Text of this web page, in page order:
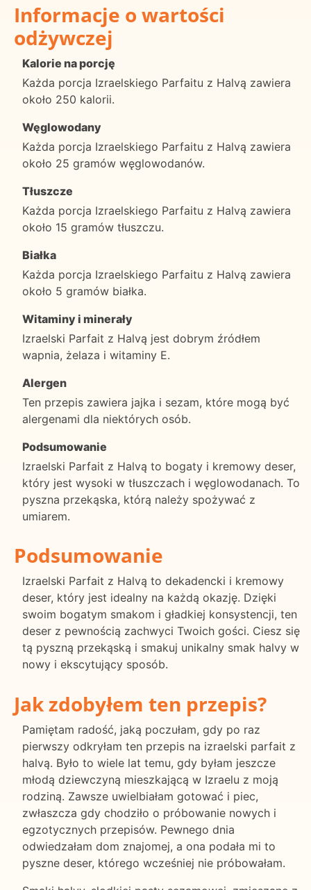
Informacje o wartości
odżywczej
Kalorie na porcję
Każda porcja Izraelskiego Parfaitu z Halvą zawiera
około 250 kalorii.
Węglowodany
Każda porcja Izraelskiego Parfaitu z Halvą zawiera
około 25 gramów węglowodanów.
Tłuszcze
Każda porcja Izraelskiego Parfaitu z Halvą zawiera
około 15 gramów tłuszczu.
Białka
Każda porcja Izraelskiego Parfaitu z Halvą zawiera
około 5 gramów białka.
Witaminy i minerały
Izraelski Parfait z Halvą jest dobrym źródłem
wapnia, żelaza i witaminy E.
Alergen
Ten przepis zawiera jajka i sezam, które mogą być
alergenami dla niektórych osób.
Podsumowanie
Izraelski Parfait z Halvą to bogaty i kremowy deser,
który jest wysoki w tłuszczach i węglowodanach. To
pyszna przekąska, którą należy spożywać z
umiarem.
Podsumowanie
Izraelski Parfait z Halvą to dekadencki i kremowy
deser, który jest idealny na każdą okazję. Dzięki
swoim bogatym smakom i gładkiej konsystencji, ten
deser z pewnością zachwyci Twoich gości. Ciesz się
tą pyszną przekąską i smakuj unikalny smak halvy w
nowy i ekscytujący sposób.
Jak zdobyłem ten przepis?
Pamiętam radość, jaką poczułam, gdy po raz
pierwszy odkryłam ten przepis na izraelski parfait z
halvą. Było to wiele lat temu, gdy byłam jeszcze
młodą dziewczyną mieszkającą w Izraelu z moją
rodziną. Zawsze uwielbiałam gotować i piec,
zwłaszcza gdy chodziło o próbowanie nowych i
egzotycznych przepisów. Pewnego dnia
odwiedzałam dom znajomej, a ona podała mi to
pyszne deser, którego wcześniej nie próbowałam.